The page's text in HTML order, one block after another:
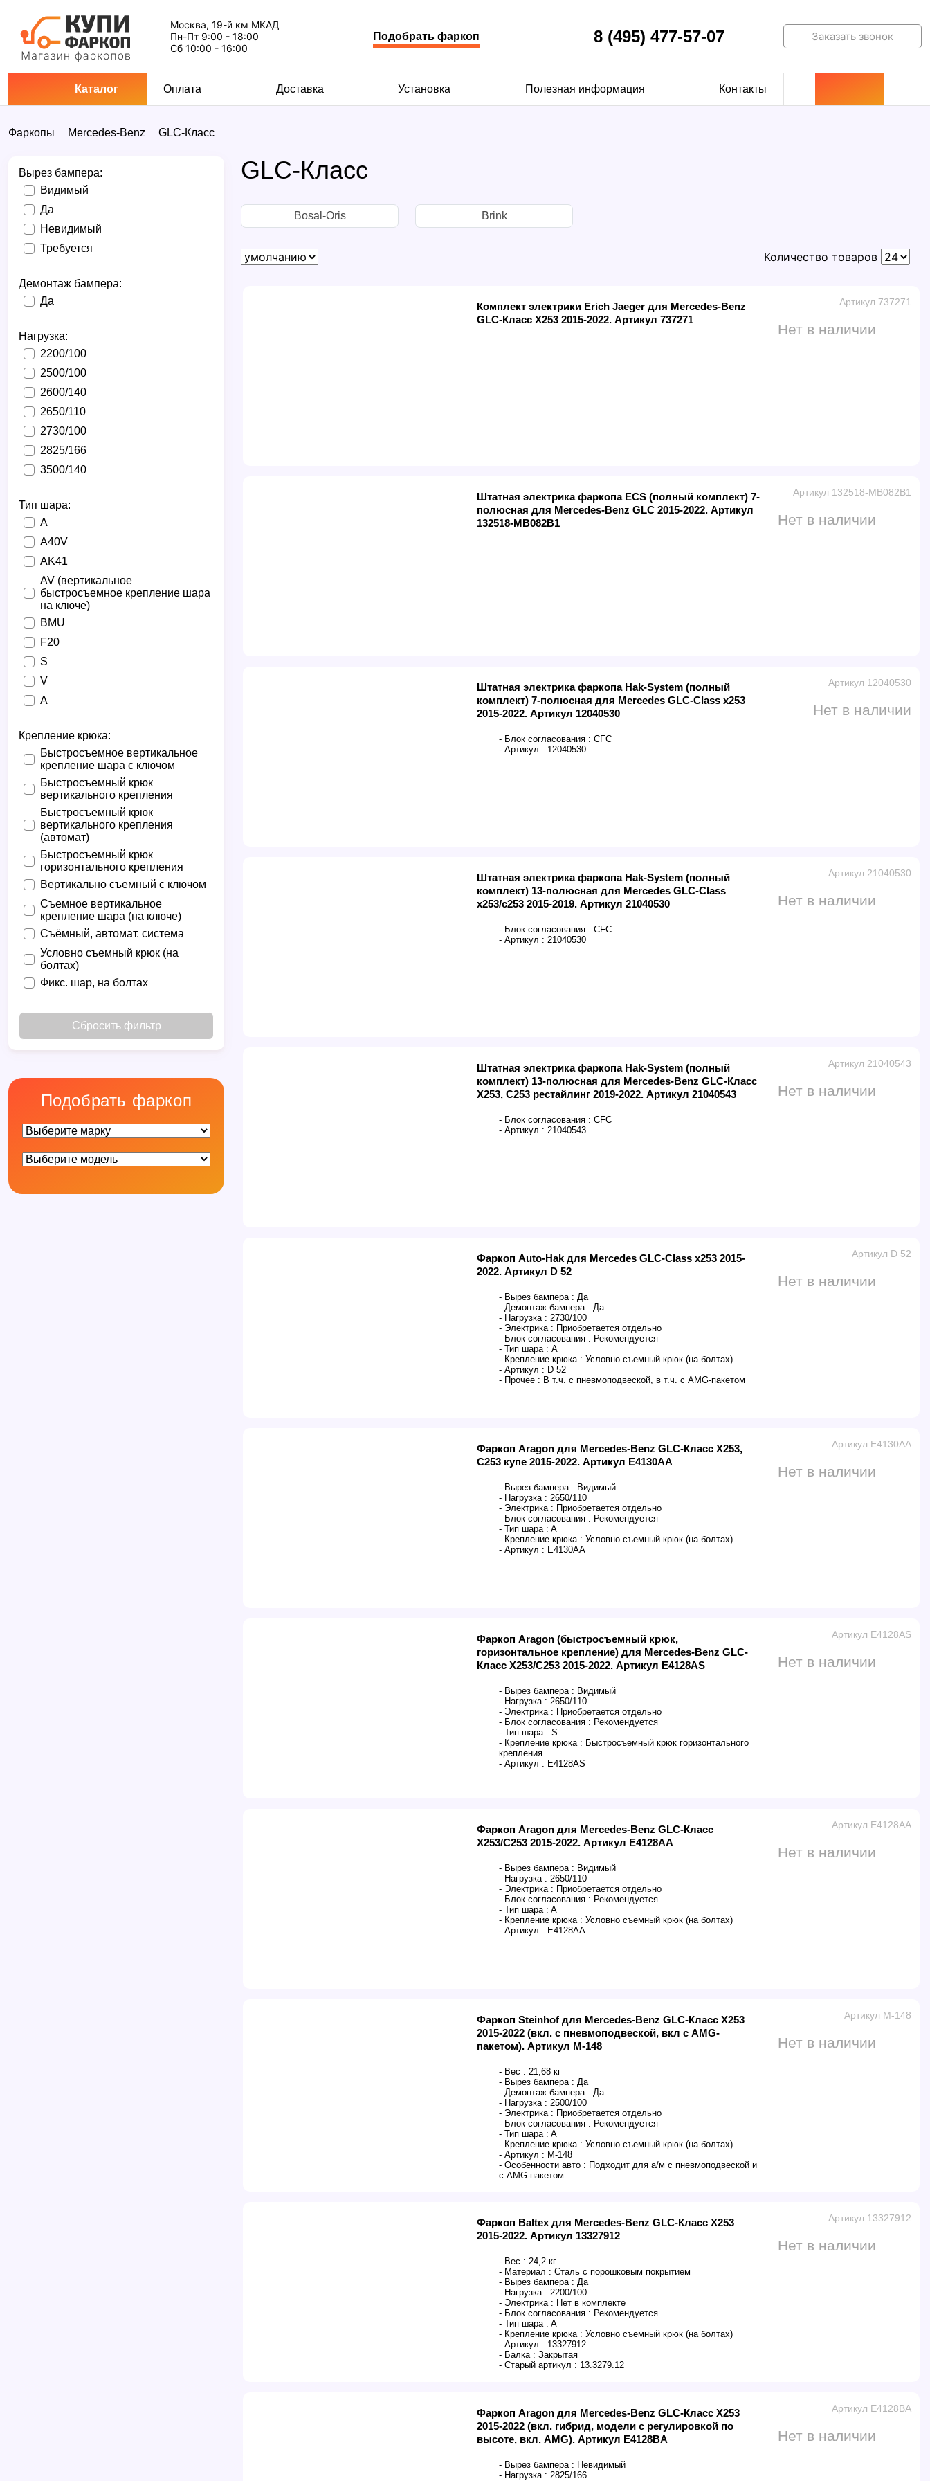
Москва, 19-й км МКАД
Пн-Пт 9:00 - 18:00
Сб 10:00 - 16:00
Подобрать фаркоп 8 (495) 477-57-07 Заказать звонок
Каталог Оплата Доставка Установка Полезная информация Контакты
Фаркопы Mercedes-Benz GLC-Класс
Вырез бампера:
Видимый
Да
Невидимый
Требуется
Демонтаж бампера:
Да
Нагрузка:
2200/100
2500/100
2600/140
2650/110
2730/100
2825/166
3500/140
Тип шара:
A
A40V
AK41
AV (вертикальное
быстросъемное крепление шара
на ключе)
BMU
F20
S
V
А
Крепление крюка:
Быстросъемное вертикальное
крепление шара с ключом
Быстросъемный крюк
вертикального крепления
Быстросъемный крюк
вертикального крепления
(автомат)
Быстросъемный крюк
горизонтального крепления
Вертикально съемный с ключом
Съемное вертикальное
крепление шара (на ключе)
Съёмный, автомат. система
Условно съемный крюк (на
болтах)
Фикс. шар, на болтах
Сбросить фильтр
Подобрать фаркоп
GLC-Класс
Bosal-Oris Brink
Количество товаров
Комплект электрики Erich Jaeger для Mercedes-Benz
GLC-Класс X253 2015-2022. Артикул 737271
Артикул 737271
Нет в наличии
Штатная электрика фаркопа ECS (полный комплект) 7-
полюсная для Mercedes-Benz GLC 2015-2022. Артикул
132518-MB082B1
Артикул 132518-MB082B1
Нет в наличии
Штатная электрика фаркопа Hak-System (полный
комплект) 7-полюсная для Mercedes GLC-Class x253
2015-2022. Артикул 12040530
- Блок согласования : CFC
- Артикул : 12040530
Артикул 12040530
Нет в наличии
Штатная электрика фаркопа Hak-System (полный
комплект) 13-полюсная для Mercedes GLC-Class
x253/c253 2015-2019. Артикул 21040530
- Блок согласования : CFC
- Артикул : 21040530
Артикул 21040530
Нет в наличии
Штатная электрика фаркопа Hak-System (полный
комплект) 13-полюсная для Mercedes-Benz GLC-Класс
X253, C253 рестайлинг 2019-2022. Артикул 21040543
- Блок согласования : CFC
- Артикул : 21040543
Артикул 21040543
Нет в наличии
Фаркоп Auto-Hak для Mercedes GLC-Class x253 2015-
2022. Артикул D 52
- Вырез бампера : Да
- Демонтаж бампера : Да
- Нагрузка : 2730/100
- Электрика : Приобретается отдельно
- Блок согласования : Рекомендуется
- Тип шара : А
- Крепление крюка : Условно съемный крюк (на болтах)
- Артикул : D 52
- Прочее : В т.ч. с пневмоподвеской, в т.ч. с AMG-пакетом
Артикул D 52
Нет в наличии
Фаркоп Aragon для Mercedes-Benz GLC-Класс X253,
C253 купе 2015-2022. Артикул E4130AA
- Вырез бампера : Видимый
- Нагрузка : 2650/110
- Электрика : Приобретается отдельно
- Блок согласования : Рекомендуется
- Тип шара : A
- Крепление крюка : Условно съемный крюк (на болтах)
- Артикул : E4130AA
Артикул E4130AA
Нет в наличии
Фаркоп Aragon (быстросъемный крюк,
горизонтальное крепление) для Mercedes-Benz GLC-
Класс X253/C253 2015-2022. Артикул E4128AS
- Вырез бампера : Видимый
- Нагрузка : 2650/110
- Электрика : Приобретается отдельно
- Блок согласования : Рекомендуется
- Тип шара : S
- Крепление крюка : Быстросъемный крюк горизонтального
крепления
- Артикул : E4128AS
Артикул E4128AS
Нет в наличии
Фаркоп Aragon для Mercedes-Benz GLC-Класс
X253/C253 2015-2022. Артикул E4128AA
- Вырез бампера : Видимый
- Нагрузка : 2650/110
- Электрика : Приобретается отдельно
- Блок согласования : Рекомендуется
- Тип шара : A
- Крепление крюка : Условно съемный крюк (на болтах)
- Артикул : E4128AA
Артикул E4128AA
Нет в наличии
Фаркоп Steinhof для Mercedes-Benz GLC-Класс X253
2015-2022 (вкл. с пневмоподвеской, вкл с AMG-
пакетом). Артикул M-148
- Вес : 21,68 кг
- Вырез бампера : Да
- Демонтаж бампера : Да
- Нагрузка : 2500/100
- Электрика : Приобретается отдельно
- Блок согласования : Рекомендуется
- Тип шара : A
- Крепление крюка : Условно съемный крюк (на болтах)
- Артикул : M-148
- Особенности авто : Подходит для а/м с пневмоподвеской и
с AMG-пакетом
Артикул M-148
Нет в наличии
Фаркоп Baltex для Mercedes-Benz GLC-Класс X253
2015-2022. Артикул 13327912
- Вес : 24,2 кг
- Материал : Сталь с порошковым покрытием
- Вырез бампера : Да
- Нагрузка : 2200/100
- Электрика : Нет в комплекте
- Блок согласования : Рекомендуется
- Тип шара : A
- Крепление крюка : Условно съемный крюк (на болтах)
- Артикул : 13327912
- Балка : Закрытая
- Старый артикул : 13.3279.12
Артикул 13327912
Нет в наличии
Фаркоп Aragon для Mercedes-Benz GLC-Класс X253
2015-2022 (вкл. гибрид, модели с регулировкой по
высоте, вкл. AMG). Артикул E4128BA
- Вырез бампера : Невидимый
- Нагрузка : 2825/166
Артикул E4128BA
Нет в наличии